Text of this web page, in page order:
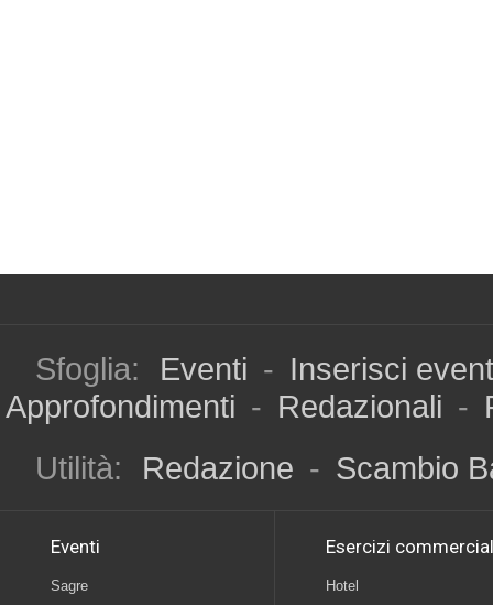
Sfoglia: Eventi - Inserisci
Approfondimenti - Redazionali -
Utilità:
Redazione - Scambio
Eventi
Sagre
Esercizi
Hotel